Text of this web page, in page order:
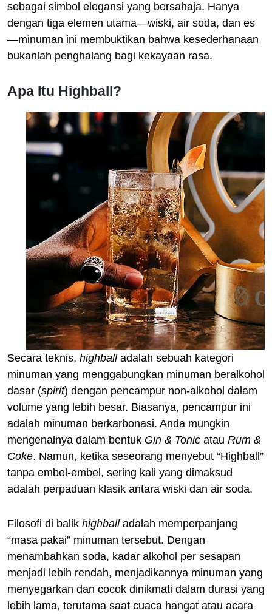
sebagai simbol elegansi yang bersahaja. Hanya
dengan tiga elemen utama—wiski, air soda, dan es
—minuman ini membuktikan bahwa kesederhanaan
bukanlah penghalang bagi kekayaan rasa.
Apa Itu Highball?
Secara teknis, highballadalah sebuah kategori
minuman yang menggabungkan minuman beralkohol
dasar (spirit) dengan pencampur non-alkohol dalam
volume yang lebih besar. Biasanya, pencampur ini
adalah minuman berkarbonasi. Anda mungkin
mengenalnya dalam bentuk Gin & Tonic atau Rum &
Coke. Namun, ketika seseorang menyebut “Highball”
tanpa embel-embel, sering kali yang dimaksud
adalah perpaduan klasik antara wiski dan air soda.
Filosofi di balik highballadalah memperpanjang
“masa pakai” minuman tersebut. Dengan
menambahkan soda, kadar alkohol per sesapan
menjadi lebih rendah, menjadikannya minuman yang
menyegarkan dan cocok dinikmati dalam durasi yang
lebih lama, terutama saat cuaca hangat atau acara